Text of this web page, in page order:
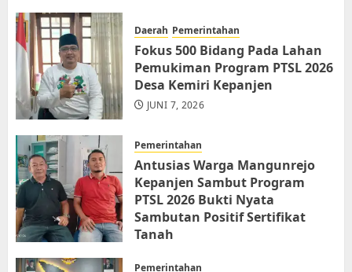
Daerah Pemerintahan
Fokus 500 Bidang Pada Lahan
Pemukiman Program PTSL 2026
Desa Kemiri Kepanjen
JUNI 7, 2026
Pemerintahan
Antusias Warga Mangunrejo
Kepanjen Sambut Program
PTSL 2026 Bukti Nyata
Sambutan Positif Sertifikat
Tanah
Pemerintahan